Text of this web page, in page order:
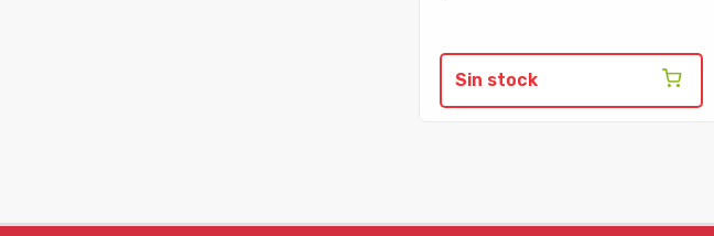
Sin stock